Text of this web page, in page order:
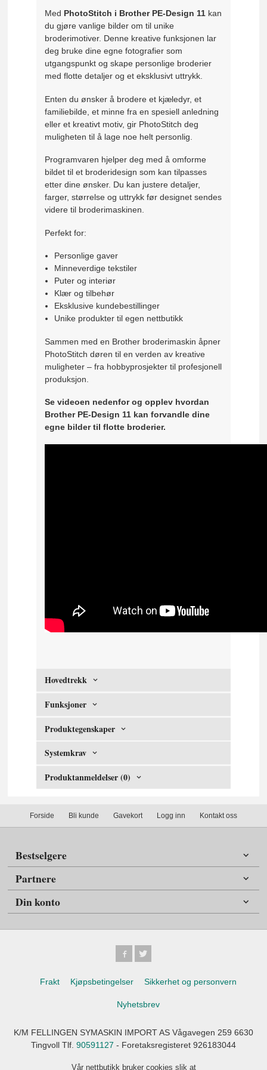
Med PhotoStitch i Brother PE-Design 11 kan
du gjøre vanlige bilder om til unike
broderimotiver. Denne kreative funksjonen lar
deg bruke dine egne fotografier som
utgangspunkt og skape personlige broderier
med flotte detaljer og et eksklusivt uttrykk.
Enten du ønsker å brodere et kjæledyr, et
familiebilde, et minne fra en spesiell anledning
eller et kreativt motiv, gir PhotoStitch deg
muligheten til å lage noe helt personlig.
Programvaren hjelper deg med å omforme
bildet til et broderidesign som kan tilpasses
etter dine ønsker. Du kan justere detaljer,
farger, størrelse og uttrykk før designet sendes
videre til broderimaskinen.
Perfekt for:
Personlige gaver
Minneverdige tekstiler
Puter og interiør
Klær og tilbehør
Eksklusive kundebestillinger
Unike produkter til egen nettbutikk
Sammen med en Brother broderimaskin åpner
PhotoStitch døren til en verden av kreative
muligheter – fra hobbyprosjekter til profesjonell
produksjon.
Se videoen nedenfor og opplev hvordan
Brother PE-Design 11 kan forvandle dine
egne bilder til flotte broderier.
Hovedtrekk
Funksjoner
Produktegenskaper
Systemkrav
Produktanmeldelser (0)
Forside Bli kunde Gavekort Logg inn Kontakt oss
Bestselgere
Partnere
Din konto
Frakt Kjøpsbetingelser Sikkerhet og personvern
Nyhetsbrev
K/M FELLINGEN SYMASKIN IMPORT AS Vågavegen 259 6630
Tingvoll Tlf. 90591127 - Foretaksregisteret 926183044
Vår nettbutikk bruker cookies slik at